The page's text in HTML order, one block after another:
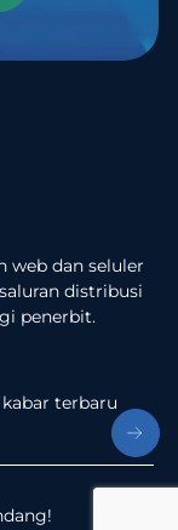
web dan seluler
distribusi
penerbit.
terbaru